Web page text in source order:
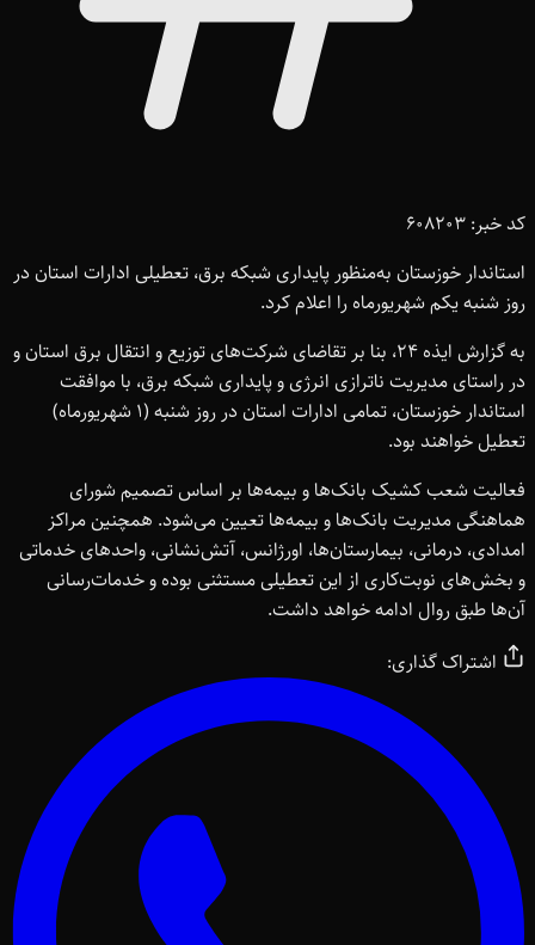
کد خبر: 608203
استاندار خوزستان به‌منظور پایداری شبکه برق، تعطیلی ادارات استان در
روز شنبه یکم شهریورماه را اعلام کرد.
به گزارش ایذه ۲۴، بنا بر تقاضای شرکت‌های توزیع و انتقال برق استان و
در راستای مدیریت ناترازی انرژی و پایداری شبکه برق، با موافقت
استاندار خوزستان، تمامی ادارات استان در روز شنبه (۱ شهریورماه)
تعطیل خواهند بود.
فعالیت شعب کشیک بانک‌ها و بیمه‌ها بر اساس تصمیم شورای
هماهنگی مدیریت بانک‌ها و بیمه‌ها تعیین می‌شود. همچنین مراکز
امدادی، درمانی، بیمارستان‌ها، اورژانس، آتش‌نشانی، واحدهای خدماتی
و بخش‌های نوبت‌کاری از این تعطیلی مستثنی بوده و خدمات‌رسانی
آن‌ها طبق روال ادامه خواهد داشت.
اشتراک گذاری: